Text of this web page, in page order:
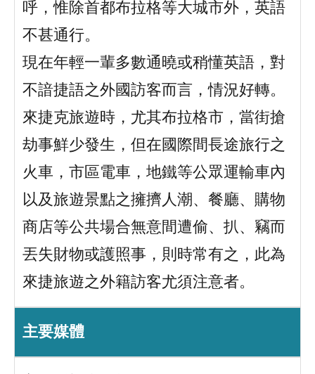
呼，惟除首都布拉格等大城市外，英語
不甚通行。
現在年輕一輩多數通曉或稍懂英語，對
不諳捷語之外國訪客而言，情況好轉。
來捷克旅遊時，尤其布拉格市，當街搶
劫事鮮少發生，但在國際間長途旅行之
火車，市區電車，地鐵等公眾運輸車內
以及旅遊景點之擁擠人潮、餐廳、購物
商店等公共場合無意間遭偷、扒、竊而
丟失財物或護照事，則時常有之，此為
來捷旅遊之外籍訪客尤須注意者。
主要媒體